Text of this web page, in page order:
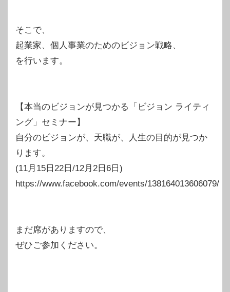
そこで、
起業家、個人事業のためのビジョン戦略、
を行います。
【本当のビジョンが見つかる「ビジョン ライティ
ング」セミナー】
自分のビジョンが、天職が、人生の目的が見つか
ります。
(11月15日22日/12月2日6日)
https://www.facebook.com/events/138164013606079/
まだ席がありますので、
ぜひご参加ください。